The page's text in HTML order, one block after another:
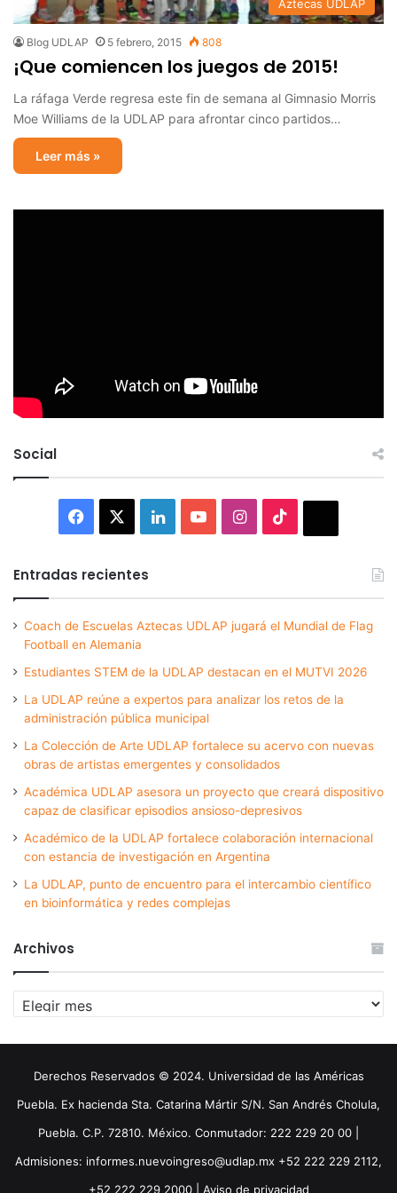
Aztecas UDLAP
Blog UDLAP 5 febrero, 2015 808
¡Que comiencen los juegos de 2015!
La ráfaga Verde regresa este fin de semana al Gimnasio Morris
Moe Williams de la UDLAP para afrontar cinco partidos…
Leer más »
Social
Facebook LinkedInYouTubeInstagram
Entradas recientes
Coach de Escuelas Aztecas UDLAP jugará el Mundial de Flag
Football en Alemania
Estudiantes STEM de la UDLAP destacan en el MUTVI 2026
La UDLAP reúne a expertos para analizar los retos de la
administración pública municipal
La Colección de Arte UDLAP fortalece su acervo con nuevas
obras de artistas emergentes y consolidados
Académica UDLAP asesora un proyecto que creará dispositivo
capaz de clasificar episodios ansioso-depresivos
Académico de la UDLAP fortalece colaboración internacional
con estancia de investigación en Argentina
La UDLAP, punto de encuentro para el intercambio científico
en bioinformática y redes complejas
Archivos
Archivos
Derechos Reservados © 2024. Universidad de las Américas
Puebla. Ex hacienda Sta. Catarina Mártir S/N. San Andrés Cholula,
Puebla. C.P. 72810. México. Conmutador: 222 229 20 00 |
Admisiones: informes.nuevoingreso@udlap.mx +52 222 229 2112,
+52 222 229 2000 | Aviso de privacidad